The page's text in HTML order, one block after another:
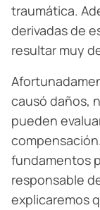
traumática.
derivadas de
resultar muy
causó daños,
pueden
fundamentos
responsable
explicaremos